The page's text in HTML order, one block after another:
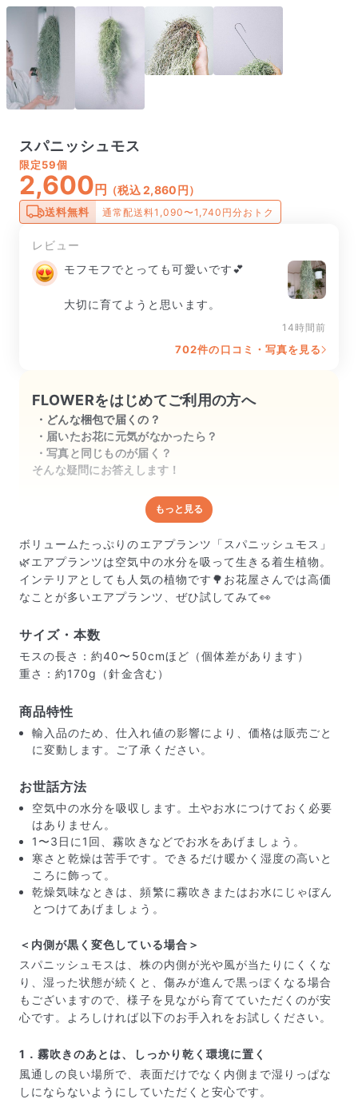
スパニッシュモス
限定59個
2,600 円 （税込 2,860円）
送料無料 通常配送料1,090〜1,740円分おトク
レビュー
モフモフでとっても可愛いです💕
大切に育てようと思います。
14時間前
702件の口コミ・写真を見る
FLOWERをはじめてご利用の方へ
どんな梱包で届くの？
届いたお花に元気がなかったら？
写真と同じものが届く？
そんな疑問にお答えします！
どんな梱包で届くの？
出荷前に水揚げ（花が水を吸いやすくなる処理）を施
し、専用ボックスに丁寧に梱包してお届けしています。
きゅっとまとめられて一見窮屈そうに見えますが、輸送
中の衝撃による折れや擦れを軽減する効果があります。
届いたお花に元気がなかったら？
もし届いたお花に「枯れている」「折れている」などの
不備があった場合は、些細なことでもお気軽にサポート
もっと見る
ボリュームたっぷりのエアプランツ「スパニッシュモス」
🌿エアプランツは空気中の水分を吸って生きる着生植物。
インテリアとしても人気の植物です🌳お花屋さんでは高価
なことが多いエアプランツ、ぜひ試してみて👀
サイズ・本数
モスの長さ：約40〜50cmほど（個体差があります）
重さ：約170g（針金含む）
商品特性
輸入品のため、仕入れ値の影響により、価格は販売ごと
に変動します。ご了承ください。
お世話方法
空気中の水分を吸収します。土やお水につけておく必要
はありません。
1〜3日に1回、霧吹きなどでお水をあげましょう。
寒さと乾燥は苦手です。できるだけ暖かく湿度の高いと
ころに飾って。
乾燥気味なときは、頻繁に霧吹きまたはお水にじゃぼん
とつけてあげましょう。
＜内側が黒く変色している場合＞
スパニッシュモスは、株の内側が光や風が当たりにくくな
り、湿った状態が続くと、傷みが進んで黒っぽくなる場合
もございますので、様子を見ながら育てていただくのが安
心です。よろしければ以下のお手入れをお試しください。
1．霧吹きのあとは、しっかり乾く環境に置く
風通しの良い場所で、表面だけでなく内側まで湿りっぱな
しにならないようにしていただくと安心です。